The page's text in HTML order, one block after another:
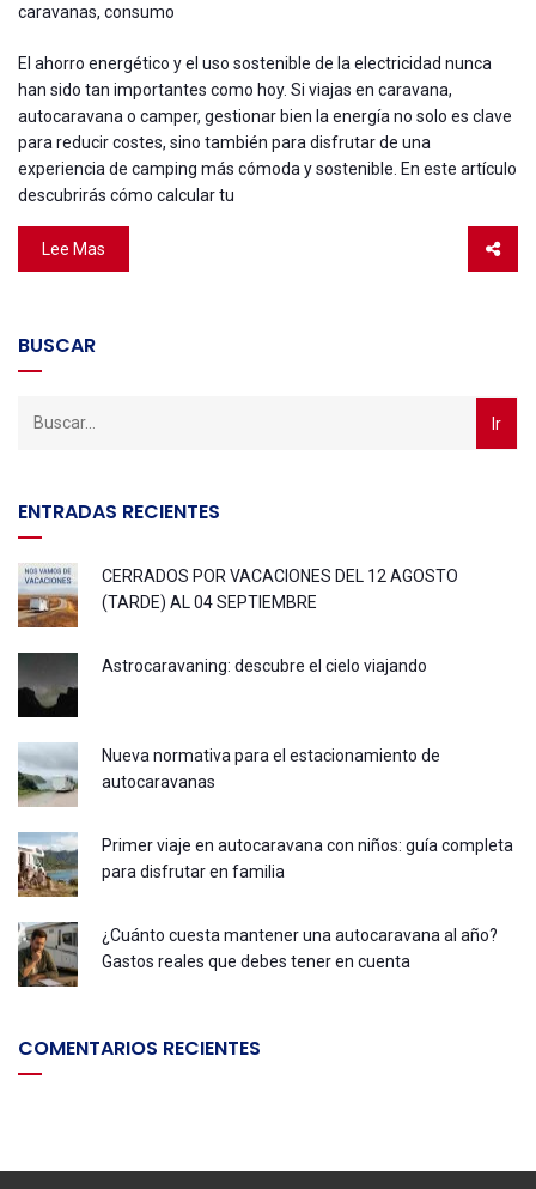
caravanas, consumo
El ahorro energético y el uso sostenible de la electricidad nunca
han sido tan importantes como hoy. Si viajas en caravana,
autocaravana o camper, gestionar bien la energía no solo es clave
para reducir costes, sino también para disfrutar de una
experiencia de camping más cómoda y sostenible. En este artículo
descubrirás cómo calcular tu
Lee Mas
BUSCAR
ENTRADAS RECIENTES
CERRADOS POR VACACIONES DEL 12 AGOSTO
(TARDE) AL 04 SEPTIEMBRE
Astrocaravaning: descubre el cielo viajando
Nueva normativa para el estacionamiento de
autocaravanas
Primer viaje en autocaravana con niños: guía completa
para disfrutar en familia
¿Cuánto cuesta mantener una autocaravana al año?
Gastos reales que debes tener en cuenta
COMENTARIOS RECIENTES